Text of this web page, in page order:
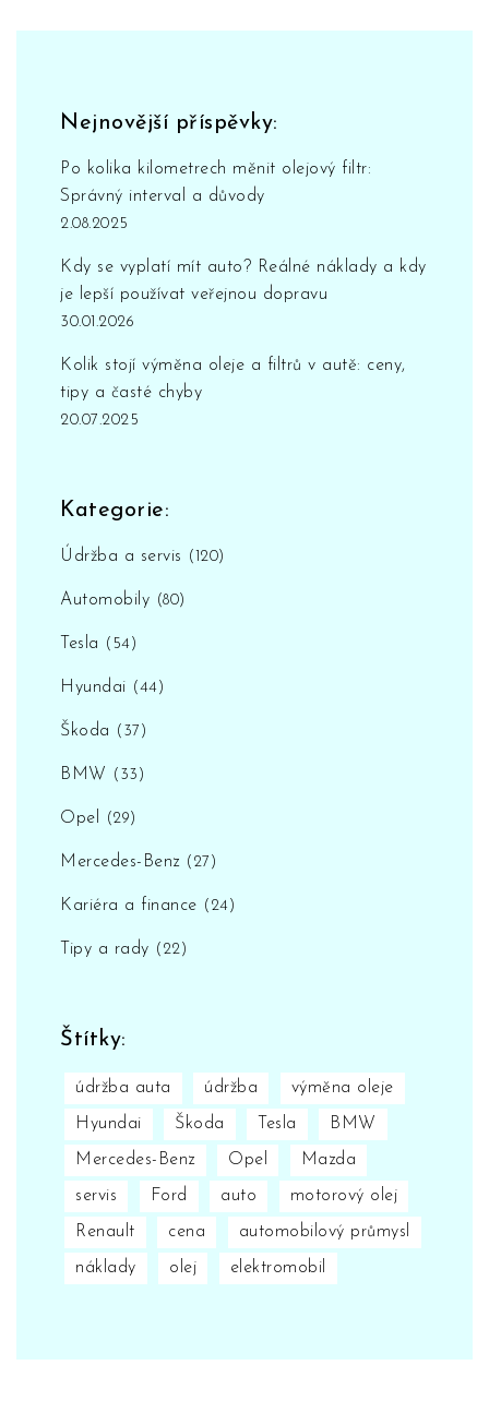
Nejnovější příspěvky:
Po kolika kilometrech měnit olejový filtr:
Správný interval a důvody
2.08.2025
Kdy se vyplatí mít auto? Reálné náklady a kdy
je lepší používat veřejnou dopravu
30.01.2026
Kolik stojí výměna oleje a filtrů v autě: ceny,
tipy a časté chyby
20.07.2025
Kategorie:
Údržba a servis (120)
Automobily (80)
Tesla (54)
Hyundai (44)
Škoda (37)
BMW (33)
Opel (29)
Mercedes-Benz (27)
Kariéra a finance (24)
Tipy a rady (22)
Štítky:
údržba auta údržba výměna oleje
Hyundai Škoda Tesla BMW
Mercedes-Benz Opel Mazda
servis Ford auto motorový olej
Renault cena automobilový průmysl
náklady olej elektromobil